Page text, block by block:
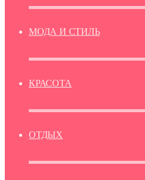
МОДА И СТИЛЬ
КРАСОТА
ОТДЫХ